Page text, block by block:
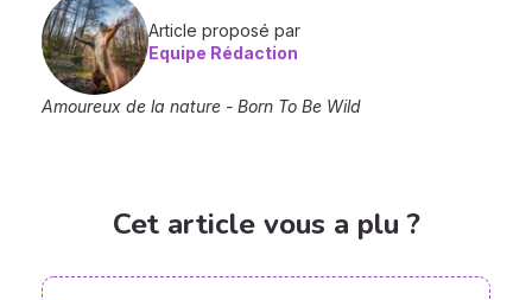
Article proposé par
Equipe Rédaction
Amoureux de la nature - Born To Be Wild
Cet article vous a plu ?